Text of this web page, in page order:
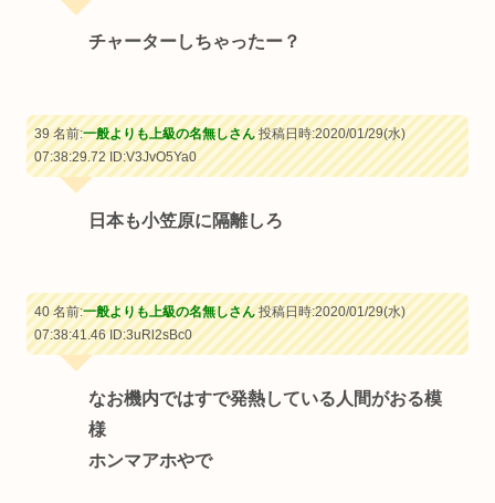
チャーターしちゃったー？
39 名前:一般よりも上級の名無しさん投稿日時:2020/01/29(水)
07:38:29.72ID:V3JvO5Ya0
日本も小笠原に隔離しろ
40 名前:一般よりも上級の名無しさん投稿日時:2020/01/29(水)
07:38:41.46ID:3uRl2sBc0
なお機内ではすで発熱している人間がおる模
様
ホンマアホやで